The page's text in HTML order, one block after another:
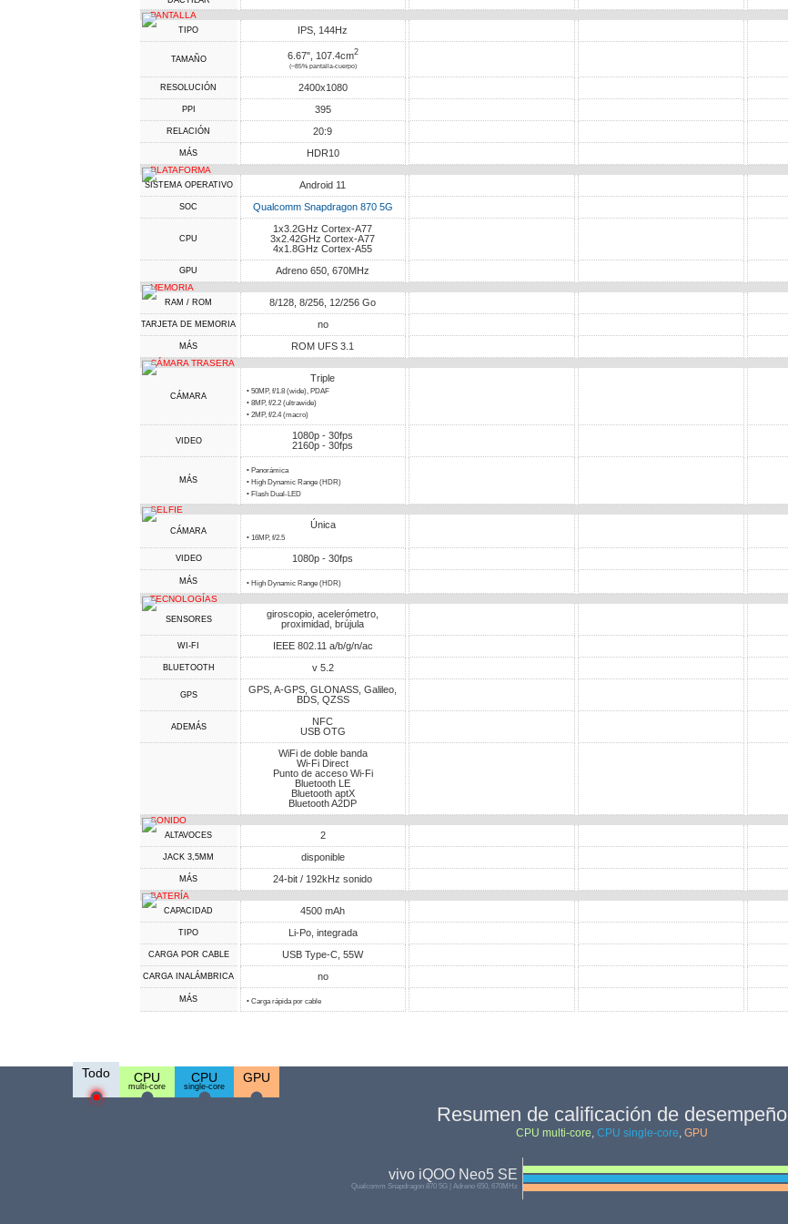
PANTALLA
TIPO IPS, 144Hz
TAMAÑO 6.67", 107.4cm2
(~85% pantalla-cuerpo)
RESOLUCIÓN 2400x1080
PPI 395
RELACIÓN 20:9
MÁS HDR10
PLATAFORMA
SISTEMA OPERATIVO Android 11
SOC Qualcomm Snapdragon 870 5G
CPU
1x3.2GHz Cortex-A77
3x2.42GHz Cortex-A77
4x1.8GHz Cortex-A55
GPU Adreno 650, 670MHz
MEMORIA
RAM / ROM 8/128, 8/256, 12/256 Go
TARJETA DE MEMORIA no
MÁS ROM UFS 3.1
CÁMARA TRASERA
CÁMARA
Triple
• 50MP, f/1.8 (wide), PDAF
• 8MP, f/2.2 (ultrawide)
• 2MP, f/2.4 (macro)
VIDEO
1080p - 30fps
2160p - 30fps
MÁS
• Panorámica
• High Dynamic Range (HDR)
• Flash Dual-LED
SELFIE
CÁMARA
Única
• 16MP, f/2.5
VIDEO 1080p - 30fps
MÁS • High Dynamic Range (HDR)
TECNOLOGÍAS
SENSORES
giroscopio, acelerómetro,
proximidad, brújula
WI-FI IEEE 802.11 a/b/g/n/ac
BLUETOOTH v 5.2
GPS
GPS, A-GPS, GLONASS, Galileo,
BDS, QZSS
ADEMÁS
NFC
USB OTG
WiFi de doble banda
Wi-Fi Direct
Punto de acceso Wi-Fi
Bluetooth LE
Bluetooth aptX
Bluetooth A2DP
SONIDO
ALTAVOCES 2
JACK 3,5MM disponible
MÁS 24-bit / 192kHz sonido
BATERÍA
CAPACIDAD 4500 mAh
TIPO Li-Po, integrada
CARGA POR CABLE USB Type-C, 55W
CARGA INALÁMBRICA no
MÁS • Carga rápida por cable
Todo CPU
multi-core
CPU
single-core
GPU
Resumen de calificación de desempeño
CPU multi-core, CPU single-core, GPU
vivo iQOO Neo5 SE
Qualcomm Snapdragon 870 5G | Adreno 650, 670MHz